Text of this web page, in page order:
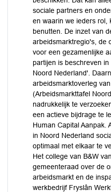
sociale partners en
en waarin we ieders rol,
benutten. De inzet van
arbeidsmarktregio's, de
voor een gezamenlijke
partijen is beschreven
Noord Nederland'.
arbeidsmarktoverleg
(Arbeidsmarkttafel
nadrukkelijk te
een actieve bijdrage te
Human Capital Aanpak.
in Noord Nederland
optimaal met elkaar te
Het college van B&W
gemeenteraad over de
arbeidsmarkt en de
werkbedrijf Fryslân